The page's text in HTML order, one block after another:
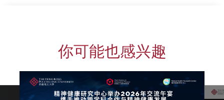
你可能也感兴趣